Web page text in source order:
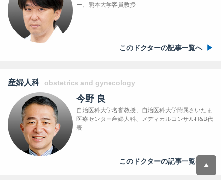
ー、熊本大学客員教授
このドクターの記事一覧へ
産婦人科 obstetrics and gynecology
今野 良
自治医科大学名誉教授、自治医科大学附属さいたま
医療センター産婦人科、メディカルコンサルH&B代
表
このドクターの記事一覧へ